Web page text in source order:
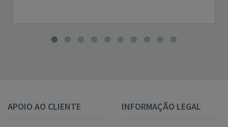
APOIO AO CLIENTE INFORMAÇÃO LEGAL